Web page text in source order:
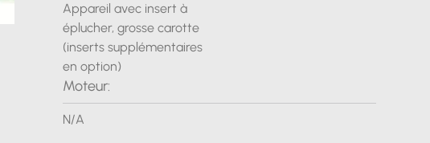
Appareil avec insert à
éplucher, grosse carotte
(inserts supplémentaires
en option)
Moteur:
N/A